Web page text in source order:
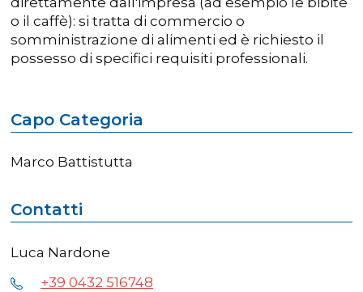
o il caffè): si tratta di commercio o
somministrazione di alimenti ed è richiesto il
possesso di specifici requisiti professionali.
Capo Categoria
Marco Battistutta
Contatti
Luca Nardone
+39 0432 516748